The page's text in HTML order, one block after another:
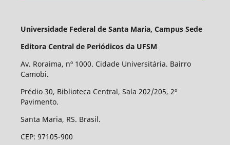
Universidade Federal de Santa Maria, Campus Sede
Editora Central de Periódicos da UFSM
Av. Roraima, nº 1000. Cidade Universitária. Bairro
Camobi.
Prédio 30, Biblioteca Central, Sala 202/205, 2º
Pavimento.
Santa Maria, RS. Brasil.
CEP: 97105-900